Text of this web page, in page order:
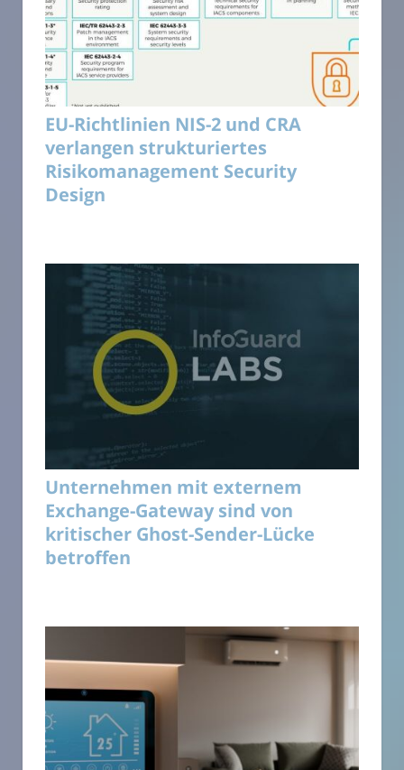
EU-Richtlinien NIS-2 und CRA
verlangen strukturiertes
Risikomanagement Security
Design
Unternehmen mit externem
Exchange-Gateway sind von
kritischer Ghost-Sender-Lücke
betroffen